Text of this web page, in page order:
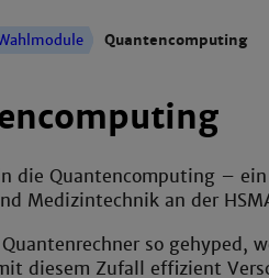
Quantencomputing
die Quantencomputing –
Medizintechnik an der
so gehyped,
diesem Zufall effizient